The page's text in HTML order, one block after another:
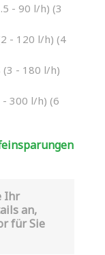
- 90 l/h) (3
- 120 l/h) (4
- 180 l/h)
300 l/h) (6
Ihr
an,
für Sie